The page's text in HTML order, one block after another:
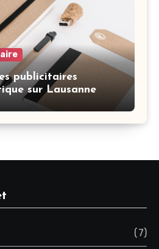
publicitaires
sur Lausanne
(7)